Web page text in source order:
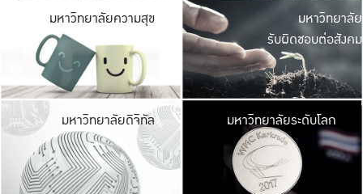
มหาวิทยาลัยความสุข มหาวิ
ค
เปิดประ
และพบเรื่องราวใ
มหาวิทยาลัย
รับผิดชอบต่อสังคม
มหาวิทยาลัยดิจิทัล มหาวิ
เปลี่ยนแปลง แล
เพื่อทำง
ระบบสารสนเทศ
มหาวิทยาลัยระดับโลก